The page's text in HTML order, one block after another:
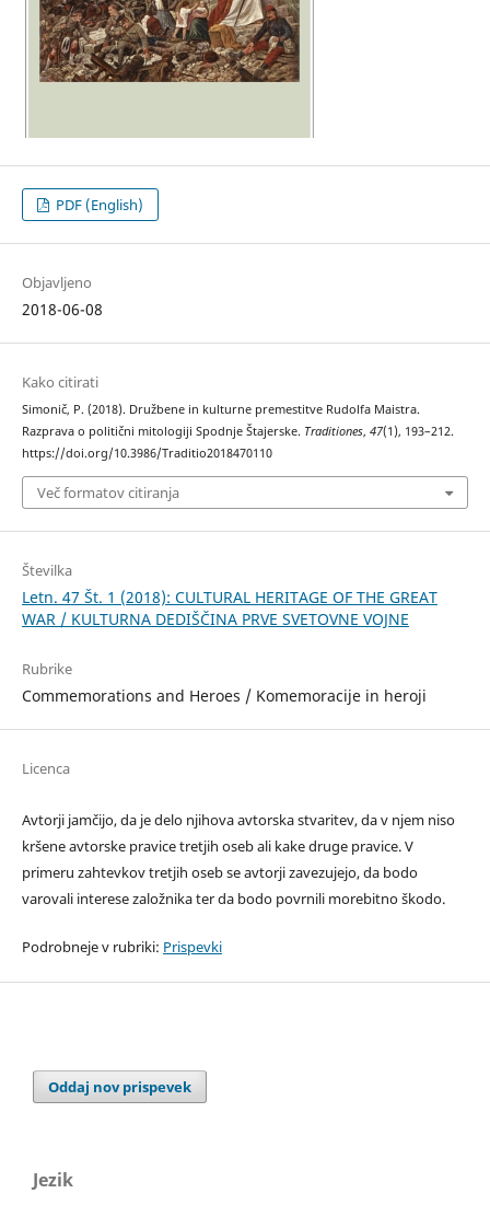
PDF (English)
Objavljeno
2018-06-08
Kako citirati
Simonič, P. (2018). Družbene in kulturne premestitve Rudolfa Maistra.
Razprava o politični mitologiji Spodnje Štajerske. Traditiones, 47(1), 193–212.
https://doi.org/10.3986/Traditio2018470110
Več formatov citiranja
Številka
Letn. 47 Št. 1 (2018): CULTURAL HERITAGE OF THE GREAT
WAR / KULTURNA DEDIŠČINA PRVE SVETOVNE VOJNE
Rubrike
Commemorations and Heroes / Komemoracije in heroji
Licenca
Avtorji jamčijo, da je delo njihova avtorska stvaritev, da v njem niso
kršene avtorske pravice tretjih oseb ali kake druge pravice. V
primeru zahtevkov tretjih oseb se avtorji zavezujejo, da bodo
varovali interese založnika ter da bodo povrnili morebitno škodo.
Podrobneje v rubriki: Prispevki
Oddaj nov prispevek
Jezik